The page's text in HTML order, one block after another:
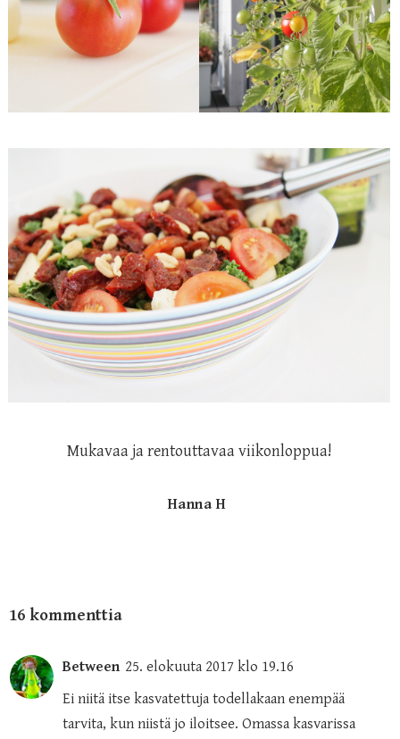
Mukavaa ja rentouttavaa viikonloppua!
Hanna H
16 kommenttia
Between 25. elokuuta 2017 klo 19.16
Ei niitä itse kasvatettuja todellakaan enempää
tarvita, kun niistä jo iloitsee. Omassa kasvarissa